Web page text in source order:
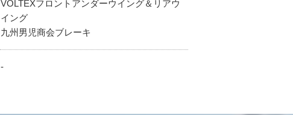
VOLTEXフロントアンダーウイング＆リアウ
イング
九州男児商会ブレーキ
-